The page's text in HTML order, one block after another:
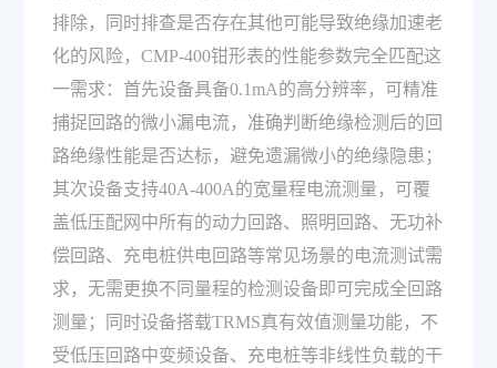
排除，同时排查是否存在其他可能导致绝缘加速老
化的风险，CMP-400钳形表的性能参数完全匹配这
一需求：首先设备具备0.1mA的高分辨率，可精准
捕捉回路的微小漏电流，准确判断绝缘检测后的回
路绝缘性能是否达标，避免遗漏微小的绝缘隐患；
其次设备支持40A-400A的宽量程电流测量，可覆
盖低压配网中所有的动力回路、照明回路、无功补
偿回路、充电桩供电回路等常见场景的电流测试需
求，无需更换不同量程的检测设备即可完成全回路
测量；同时设备搭载TRMS真有效值测量功能，不
受低压回路中变频设备、充电桩等非线性负载的干